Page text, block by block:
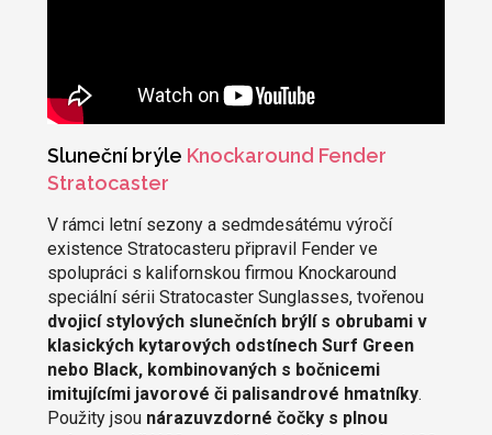
Sluneční brýle Knockaround Fender
Stratocaster
V rámci letní sezony a sedmdesátému výročí
existence Stratocasteru připravil Fender ve
spolupráci s kalifornskou firmou Knockaround
speciální sérii Stratocaster Sunglasses, tvořenou
dvojicí stylových slunečních brýlí s obrubami v
klasických kytarových odstínech Surf Green
nebo Black, kombinovaných s bočnicemi
imitujícími javorové či palisandrové hmatníky.
Použity jsou nárazuvzdorné čočky s plnou